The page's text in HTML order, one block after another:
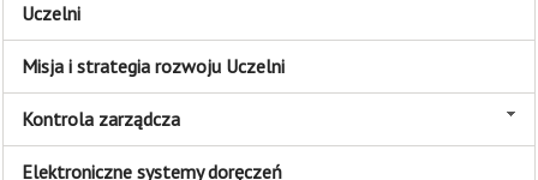
Uczelni
Misja i strategia rozwoju Uczelni
Kontrola zarządcza
Elektroniczne systemy doręczeń